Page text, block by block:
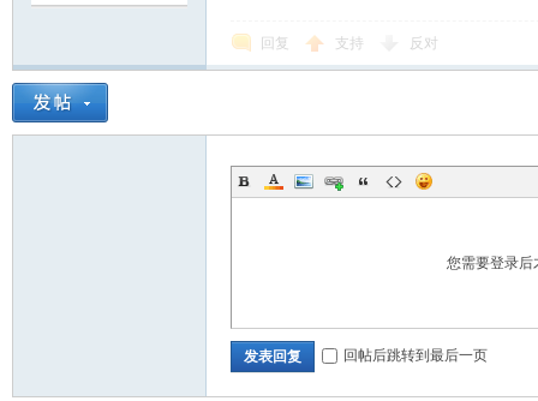
回复 支持 反对
您需要登录
发表回复 回帖后跳转到最后一页